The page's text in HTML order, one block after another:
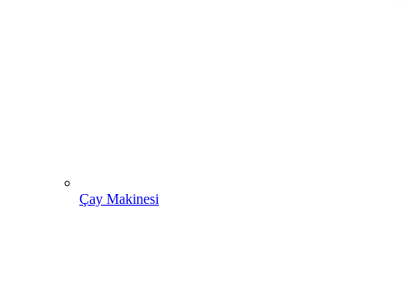
Çay Makinesi